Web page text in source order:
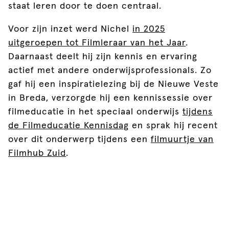
staat leren door te doen centraal.
Voor zijn inzet werd Nichel in 2025
uitgeroepen tot Filmleraar van het Jaar.
Daarnaast deelt hij zijn kennis en ervaring
actief met andere onderwijsprofessionals. Zo
gaf hij een inspiratielezing bij de Nieuwe Veste
in Breda, verzorgde hij een kennissessie over
filmeducatie in het speciaal onderwijs tijdens
de Filmeducatie Kennisdag en sprak hij recent
over dit onderwerp tijdens een filmuurtje van
Filmhub Zuid .